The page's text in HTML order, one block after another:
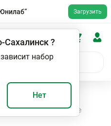
Загрузить
?
набор
Нет
Паразитарные
и простейшие